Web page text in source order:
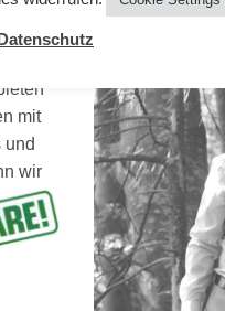
mit
und
wir